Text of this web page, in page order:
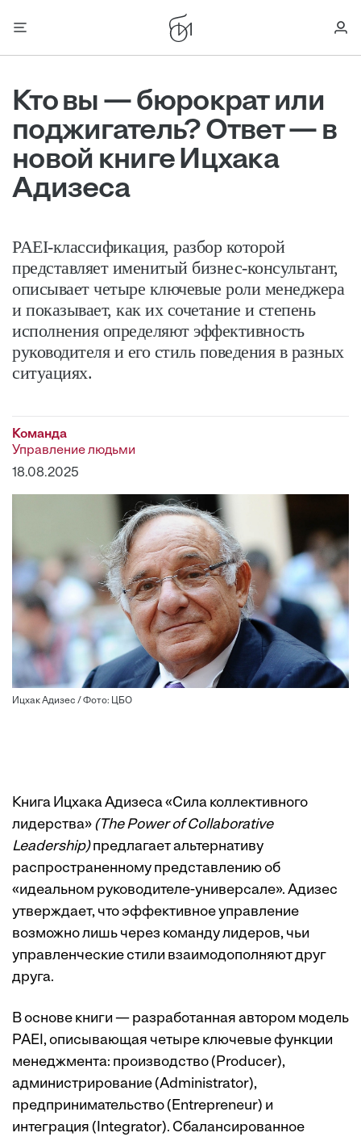
Кто вы — бюрократ или
поджигатель? Ответ — в
новой книге Ицхака
Адизеса
PAEI-классификация, разбор которой
представляет именитый бизнес-консультант,
описывает четыре ключевые роли менеджера
и показывает, как их сочетание и степень
исполнения определяют эффективность
руководителя и его стиль поведения в разных
ситуациях.
Команда
Управление людьми
18.08.2025
Ицхак Адизес / Фото: ЦБО
Книга Ицхака Адизеса «Сила коллективного
лидерства» (The Power of Collaborative
Leadership)предлагает альтернативу
распространенному представлению об
«идеальном руководителе-универсале». Адизес
утверждает, что эффективное управление
возможно лишь через команду лидеров, чьи
управленческие стили взаимодополняют друг
друга.
В основе книги — разработанная автором модель
PAEI, описывающая четыре ключевые функции
менеджмента: производство (Producer),
администрирование (Administrator),
предпринимательство (Entrepreneur) и
интеграция (Integrator). Сбалансированное